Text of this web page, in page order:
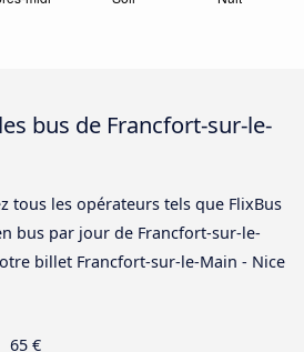
bus de Francfort-sur-le-
tous les opérateurs tels que FlixBus
bus par jour de Francfort-sur-le-
billet Francfort-sur-le-Main - Nice
65 €